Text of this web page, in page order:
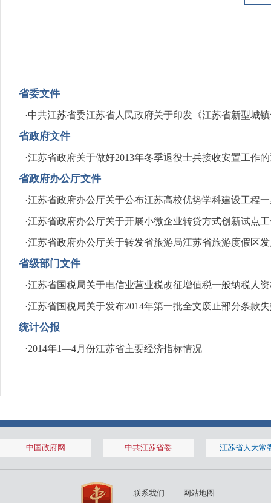
省委文件
·中共江苏省委江苏省人民政府关于印发《江苏省新型城
省政府文件
·江苏省政府关于做好2013年冬季退役士兵接收安置工作
省政府办公厅文件
·江苏省政府办公厅关于公布江苏高校优势学科建设工程
·江苏省政府办公厅关于开展小微企业转贷方式创新试点
·江苏省政府办公厅关于转发省旅游局江苏省旅游度假区
省级部门文件
·江苏省国税局关于电信业营业税改征增值税一般纳税人
·江苏省国税局关于发布2014年第一批全文废止部分条款
统计公报
·2014年1—4月份江苏省主要经济指标情况
中国政府网 中共江苏省委 江苏省人大常
联系我们 网站地图